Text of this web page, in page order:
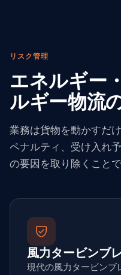
リスク管理
エネルギー
ルギー物流
業務は貨物を動かすだ
ペナルティ、受け入れ
の要因を取り除くことで
風力タービンブ
現代の風力タービンブ